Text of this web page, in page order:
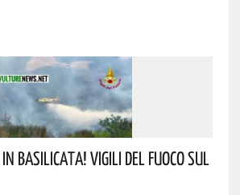
Basilicata! Vigili Del Fuoco Sul